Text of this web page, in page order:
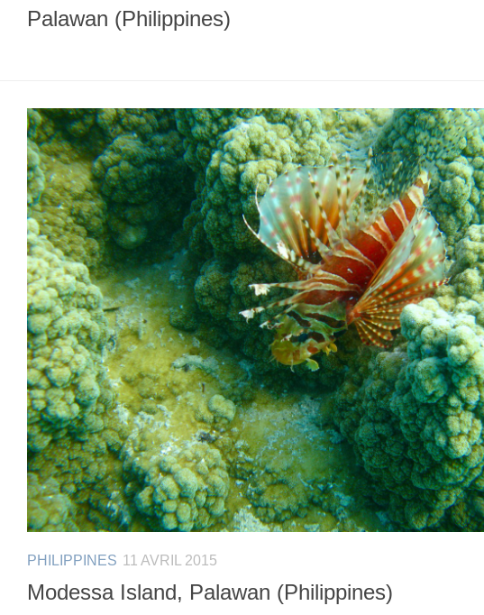
Palawan (Philippines)
PHILIPPINES 11 AVRIL 2015
Modessa Island, Palawan (Philippines)